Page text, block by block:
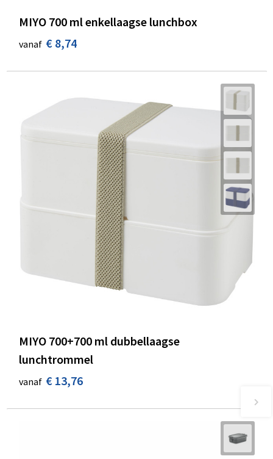
MIYO 700 ml enkellaagse lunchbox
vanaf € 8,74
MIYO 700+700 ml dubbellaagse
lunchtrommel
vanaf € 13,76